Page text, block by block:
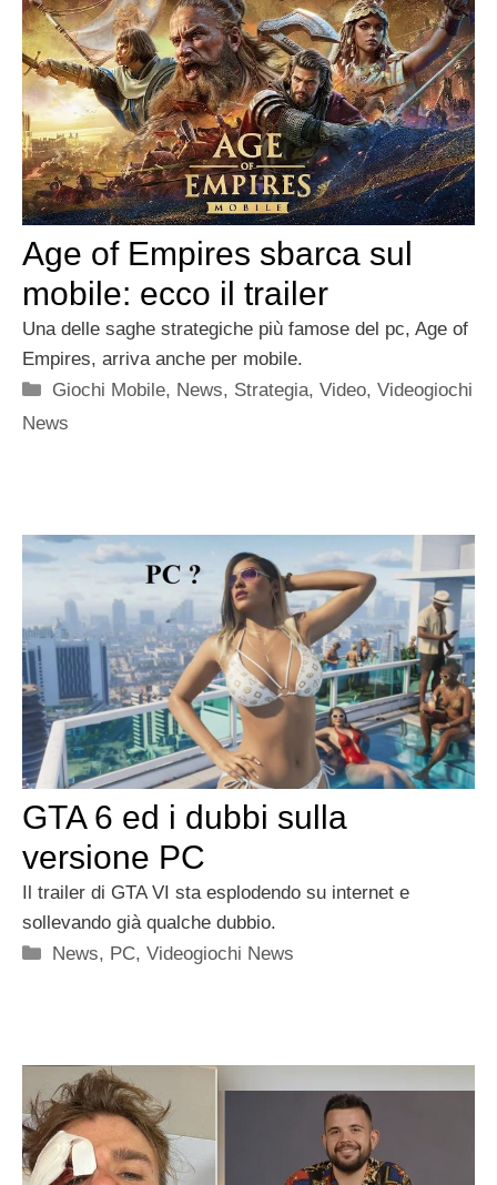
Age of Empires sbarca sul
mobile: ecco il trailer
Una delle saghe strategiche più famose del pc, Age of
Empires, arriva anche per mobile.
Categorie
Giochi Mobile, News, Strategia,Video,Videogiochi
News
GTA 6 ed i dubbi sulla
versione PC
Il trailer di GTA VI sta esplodendo su internet e
sollevando già qualche dubbio.
Categorie
News, PC,Videogiochi News